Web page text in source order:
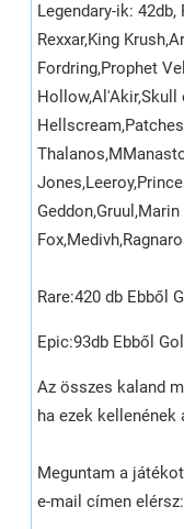
Legendary-ik:
Rexxar,King
Fordring,Prophet
Hollow,Al'Akir,Skull
Rare:420 db Ebből
Epic:93db Ebből
Az összes kaland
ha ezek
Meguntam a
e-mail címen